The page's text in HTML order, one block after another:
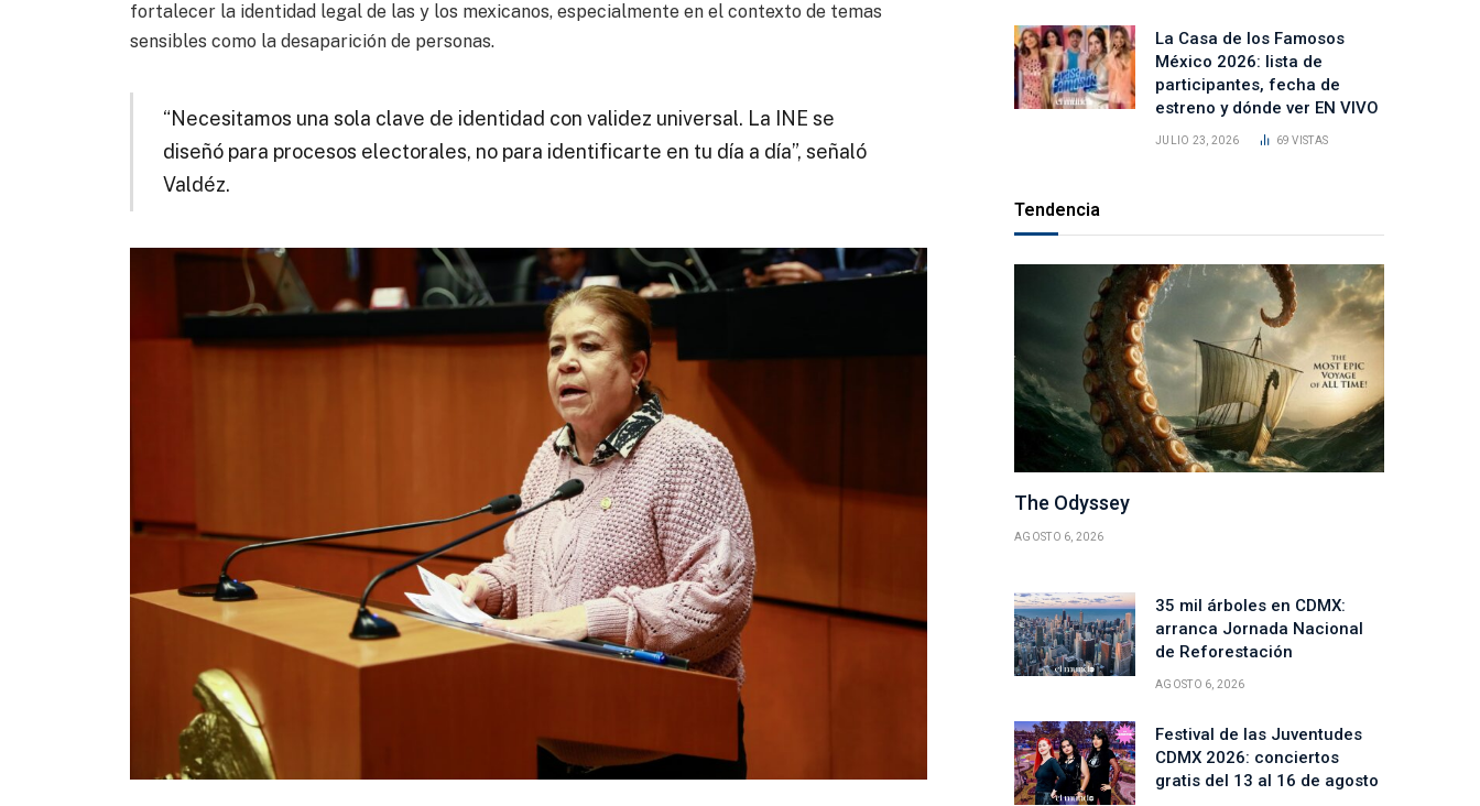
fortalecer la identidad legal de las y los mexicanos, especialmente en el contexto de temas
sensibles como la desaparición de personas.
“Necesitamos una sola clave de identidad con validez universal. La INE se
diseñó para procesos electorales, no para identificarte en tu día a día”, señaló
Valdéz.
La Casa de los Famosos
México 2026: lista de
participantes, fecha de
estreno y dónde ver EN VIVO
JULIO 23, 2026 69VISTAS
Tendencia
The Odyssey
AGOSTO 6, 2026
35 mil árboles en CDMX:
arranca Jornada Nacional
de Reforestación
AGOSTO 6, 2026
Festival de las Juventudes
CDMX 2026: conciertos
gratis del 13 al 16 de agosto